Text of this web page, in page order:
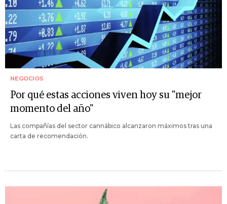
NEGOCIOS
Por qué estas acciones viven hoy su "mejor
momento del año"
Las compañías del sector cannábico alcanzaron máximos tras una
carta de recomendación.